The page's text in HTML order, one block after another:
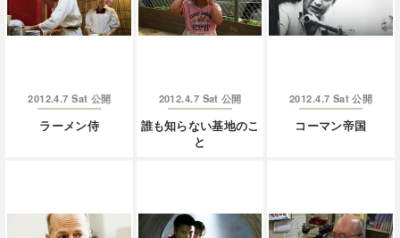
2012.4.7 Sat 公開
ラーメン侍
2012.4.7 Sat 公開
誰も知らない基地のこ
と
2012.4.7 Sat 公開
コーマン帝国